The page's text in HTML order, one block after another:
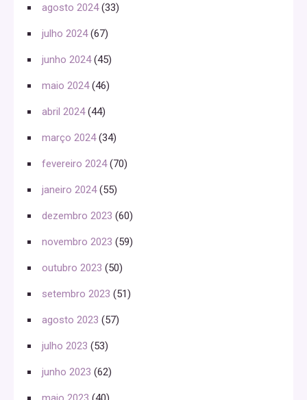
agosto 2024(33)
julho 2024(67)
junho 2024(45)
maio 2024(46)
abril 2024(44)
março 2024(34)
fevereiro 2024(70)
janeiro 2024(55)
dezembro 2023 (60)
novembro 2023 (59)
outubro 2023 (50)
setembro 2023 (51)
agosto 2023 (57)
julho 2023 (53)
junho 2023 (62)